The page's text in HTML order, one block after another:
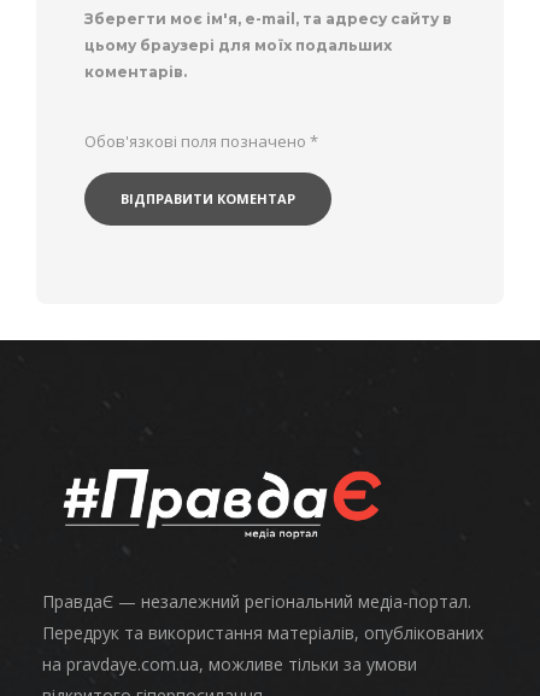
Зберегти моє ім'я, e-mail, та адресу сайту в
цьому браузері для моїх подальших
коментарів.
Обов'язкові поля позначено *
ПравдаЄ — незалежний регіональний медіа-портал.
Передрук та використання матеріалів, опублікованих
на pravdaye.com.ua, можливе тільки за умови